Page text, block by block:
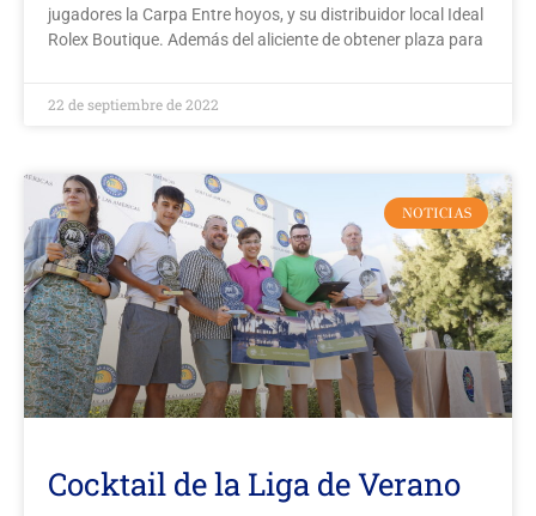
jugadores la Carpa Entre hoyos, y su distribuidor local Ideal
Rolex Boutique. Además del aliciente de obtener plaza para
22 de septiembre de 2022
NOTICIAS
Cocktail de la Liga de Verano